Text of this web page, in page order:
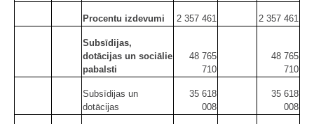
Procentu izdevumi 2 357 461 2 357 461
Subsīdijas,
dotācijas un sociālie
pabalsti
48 765
710
48 765
710
Subsīdijas un
dotācijas
35 618
008
35 618
008